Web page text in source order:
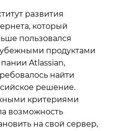
развития
который
пользовался
продуктами
Atlassian,
найти
решение.
критериями
возможность
на свой сервер,